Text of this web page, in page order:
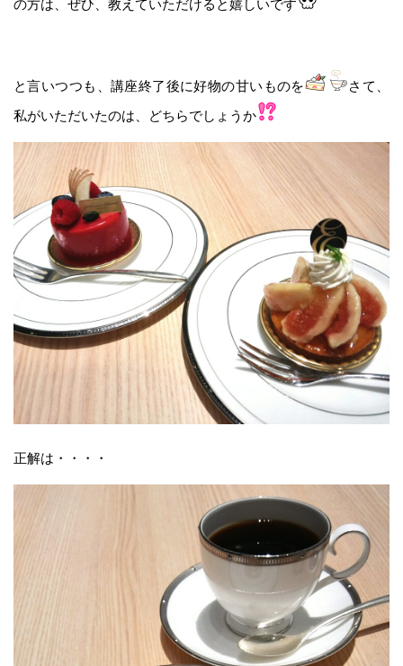
の方は、ぜひ、教えていただけると嬉しいです
と言いつつも、講座終了後に好物の甘いものを
さて、
私がいただいたのは、どちらでしょうか
正解は・・・・